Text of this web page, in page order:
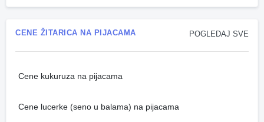
POGLEDAJ SVE
CENE ŽITARICA NA PIJACAMA
Cene kukuruza na pijacama
Cene lucerke (seno u balama) na pijacama